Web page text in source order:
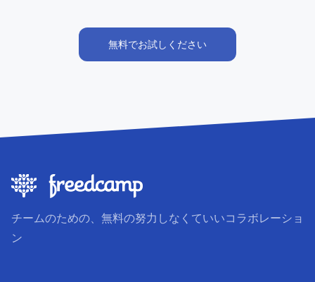
無料でお試しください
チームのための、無料の努力しなくていいコラボレーショ
ン